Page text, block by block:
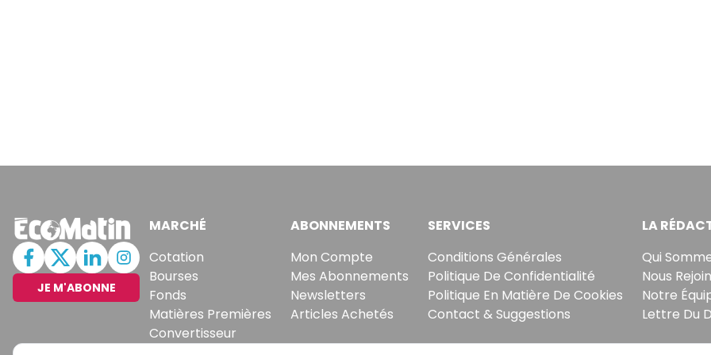
JE M'ABONNE
MARCHÉ
Cotation
Bourses
Fonds
Matières Premières
Convertisseur
ABONNEMENTS
Mon Compte
Mes Abonnements
Newsletters
Articles Achetés
SERVICES
Conditions Générales
Politique De Confidentialité
Politique En Matière De Cookies
Contact & Suggestions
LA
Qui
Nous
Notre
Lettre Du